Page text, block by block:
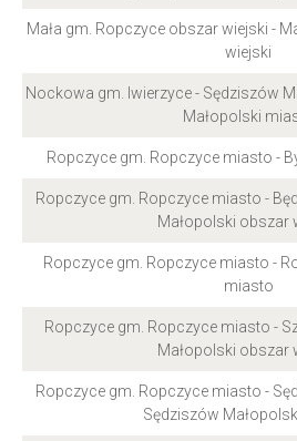
Mała gm. Ropczyce obszar wiejski -
wiejski
Nockowa gm. Iwierzyce - Sędziszów
Małopolski
Ropczyce gm. Ropczyce miasto -
Ropczyce gm. Ropczyce miasto -
Małopolski obszar
Ropczyce gm. Ropczyce miasto -
miasto
Ropczyce gm. Ropczyce miasto -
Małopolski obszar
Ropczyce gm. Ropczyce miasto -
Sędziszów